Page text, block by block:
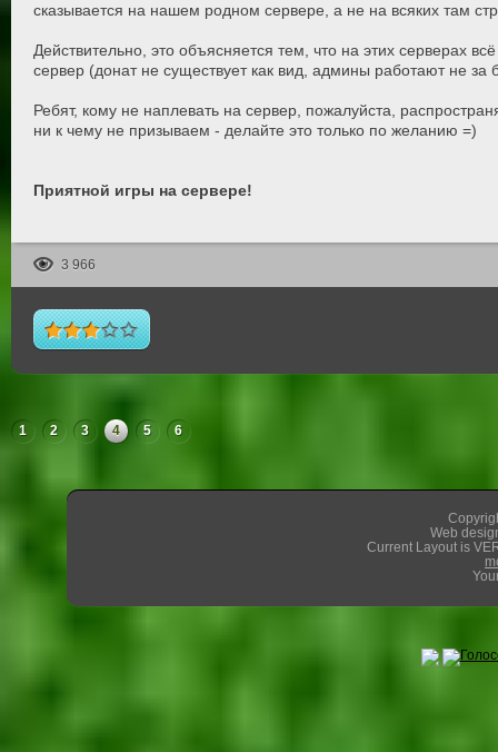
сказывается на нашем родном сервере, а не на всяких там
Действительно, это объясняется тем, что на этих серверах
сервер (донат не существует как вид, админы работают не за
Ребят, кому не наплевать на сервер, пожалуйста,
ни к чему не призываем - делайте это только по желанию =)
Приятной игры на сервере!
3 966
1 2 3 4 5 6
Web
Current Layout is